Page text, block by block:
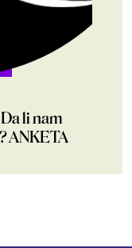
li nam
ANKETA